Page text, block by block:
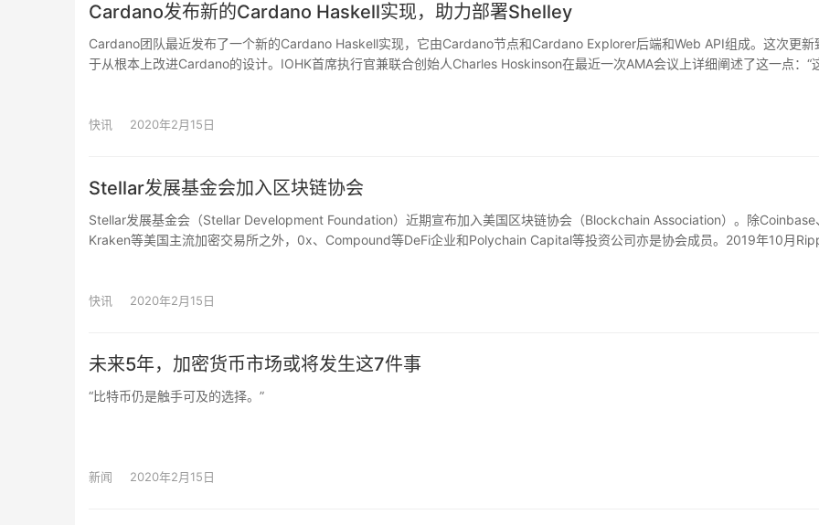
Cardano发布新的Cardano Haskell实现，助力部署Shelley
Cardano团队最近发布了一个新的Cardano Haskell实现，它由Cardano节点和Cardano Explorer后端和Web API组成。这次更新
于从根本上改进Cardano的设计。IOHK首席执行官兼联合创始人Charles Hoskinson在最近一次AMA会议上详细阐述了这一点：“
是加密货币交易所使用的系统。该实现的重点还包括为第三方开发人员和企业提供在Cardano区块链上进行创新的能力。
快讯 2020年2月15日
Stellar发展基金会加入区块链协会
Stellar发展基金会（Stellar Development Foundation）近期宣布加入美国区块链协会（Blockchain Association）。除Coinbase
Kraken等美国主流加密交易所之外，0x、Compound等DeFi企业和Polychain Capital等投资公司亦是协会成员。2019年10月
（Crypto.Watch）
快讯 2020年2月15日
未来5年，加密货币市场或将发生这7件事
“比特币仍是触手可及的选择。”
新闻 2020年2月15日